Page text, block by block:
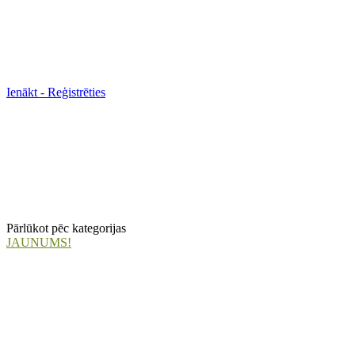
Ienākt - Reģistrēties
Pārlūkot pēc kategorijas
JAUNUMS!